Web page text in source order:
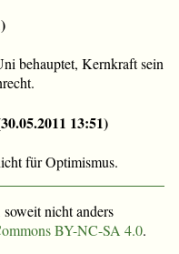
)
behauptet, Kernkraft sein
30.05.2011 13:51)
für Optimismus.
nicht anders
BY-NC-SA 4.0.